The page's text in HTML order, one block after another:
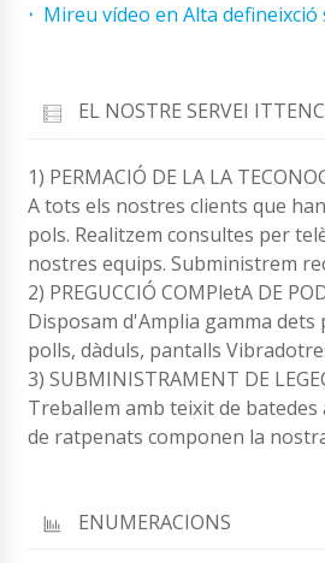
Mireu vídeo en Alta
EL NOSTRE SERVEI
1) PERMACIÓ DE LA LA
A tots els nostres clients que
pols. Realitzem consultes per
nostres equips. Subministrem
2) PREGUCCIÓ COMPletA DE
Disposam d'Amplia gamma
polls, dàduls, pantalls
3) SUBMINISTRAMENT DE
Treballem amb teixit de
de ratpenats componen la
ENUMERACIONS